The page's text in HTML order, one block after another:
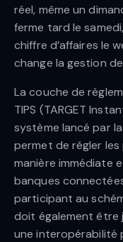
réel, même un
ferme tard le
chiffre d’affaires le
change la gestion
La couche de
TIPS (TARGET
système lancé par
permet de régler
manière immédiate
banques
participant au
doit également être
une interopérabilité